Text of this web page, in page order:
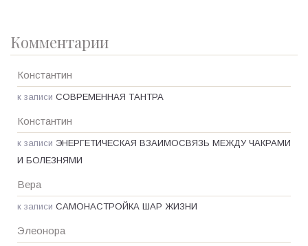
Комментарии
Константин
к записи СОВРЕМЕННАЯ ТАНТРА
Константин
к записи ЭНЕРГЕТИЧЕСКАЯ ВЗАИМОСВЯЗЬ МЕЖДУ ЧАКРАМИ
И БОЛЕЗНЯМИ
Вера
к записи САМОНАСТРОЙКА ШАР ЖИЗНИ
Элеонора